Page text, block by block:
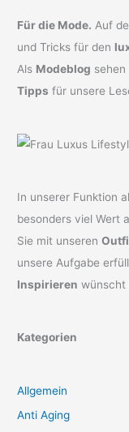
Für die Mode. Auf
und Tricks für den
Als Modeblog
Tipps für unsere
In unserer Funktion
besonders viel Wert
Sie mit unseren
unsere Aufgabe
Inspirieren wünscht
Kategorien
Allgemein
Anti Aging